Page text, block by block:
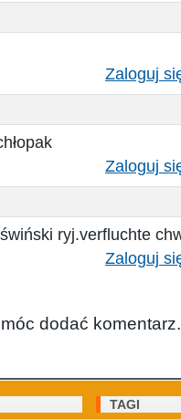
Zaloguj
Zaloguj
ryj.verfluchte
Zaloguj
dodać komentarz.
TAGI